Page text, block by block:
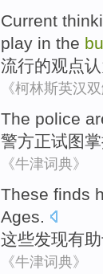
Current
play in the
流行的观点
《柯林斯英汉
The police
警方正试图
《牛津词典》
These finds
Ages.
这些发现有
《牛津词典》